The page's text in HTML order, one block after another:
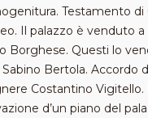
Testamento
Il palazzo è venduto
Borghese. Questi lo
Sabino Bertola. Accordo
Costantino
d’un piano del